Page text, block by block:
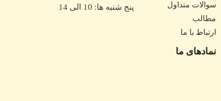
سوالات متداول
مطالب
ارتباط با ما
پنج شنبه ها: 10 الی 14
نمادهای ما